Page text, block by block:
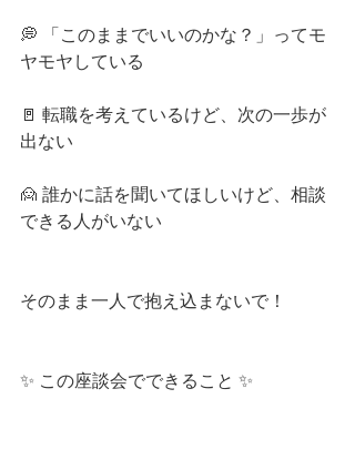
💭 「このままでいいのかな？」ってモ
ヤモヤしている
🚪 転職を考えているけど、次の一歩が
出ない
🙍 誰かに話を聞いてほしいけど、相談
できる人がいない
そのまま一人で抱え込まないで！
✨ この座談会でできること ✨